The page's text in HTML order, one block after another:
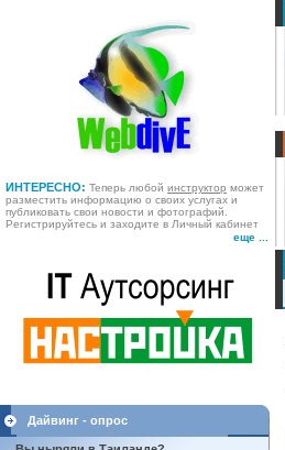
ИНТЕРЕСНО: Теперь любой инструктор может
разместить информацию о своих услугах и
публиковать свои новости и фотографий.
Регистрируйтесь и заходите в Личный кабинет
еще ...
Дайвинг - опрос